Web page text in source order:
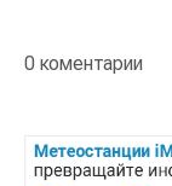
0 коментарии